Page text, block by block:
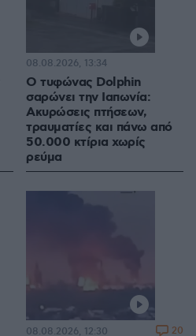
Ο τυφώνας Dolphin
σαρώνει την Ιαπωνία:
Ακυρώσεις πτήσεων,
τραυματίες και πάνω από
50.000 κτίρια χωρίς
ρεύμα
08.08.2026, 13:34
08.08.2026, 12:30 20